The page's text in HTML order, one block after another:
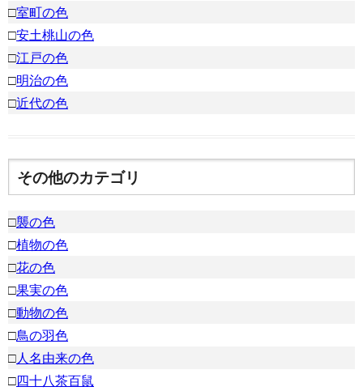
□室町の色
□安土桃山の色
□江戸の色
□明治の色
□近代の色
その他のカテゴリ
□襲の色
□植物の色
□花の色
□果実の色
□動物の色
□鳥の羽色
□人名由来の色
□四十八茶百鼠